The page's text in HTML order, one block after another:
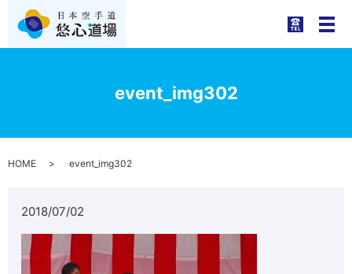
メ
event_img302
HOME event_img302
2018/07/02